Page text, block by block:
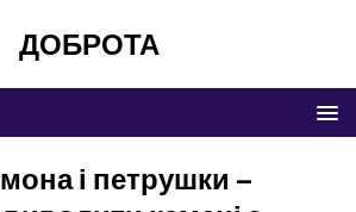
ДОБРОТА
і петрушки –